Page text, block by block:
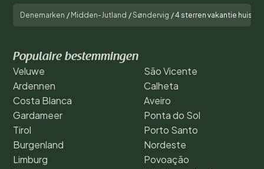
Denemarken / Midden-Jutland /Søndervig /4 sterren vakantie huis in
Populaire bestemmingen
Veluwe
Ardennen
Costa Blanca
Gardameer
Tirol
Burgenland
Limburg
São Vicente
Calheta
Aveiro
Ponta do Sol
Porto Santo
Nordeste
Povoação